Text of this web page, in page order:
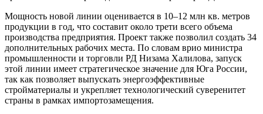
Мощность новой линии оценивается в 10–12 млн кв. метров
продукции в год, что составит около трети всего объема
производства предприятия. Проект также позволил создать 34
дополнительных рабочих места. По словам врио министра
промышленности и торговли РД Низама Халилова, запуск
этой линии имеет стратегическое значение для Юга России,
так как позволяет выпускать энергоэффективные
стройматериалы и укрепляет технологический суверенитет
страны в рамках импортозамещения.